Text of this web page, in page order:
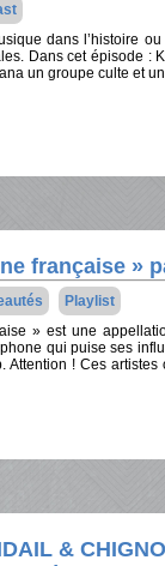
dans l’histoire
Dans cet épisode :
un groupe culte et
française »
Playlist
» est une
qui puise ses
Attention ! Ces
&